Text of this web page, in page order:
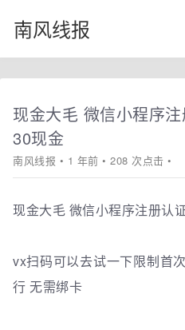
南风线报
现金大毛 微信小程序
30现金
南风线报 • 1 年前 • 208 次点击 •
现金大毛 微信小程序注册认
vx扫码可以去试一下限制首
行 无需绑卡